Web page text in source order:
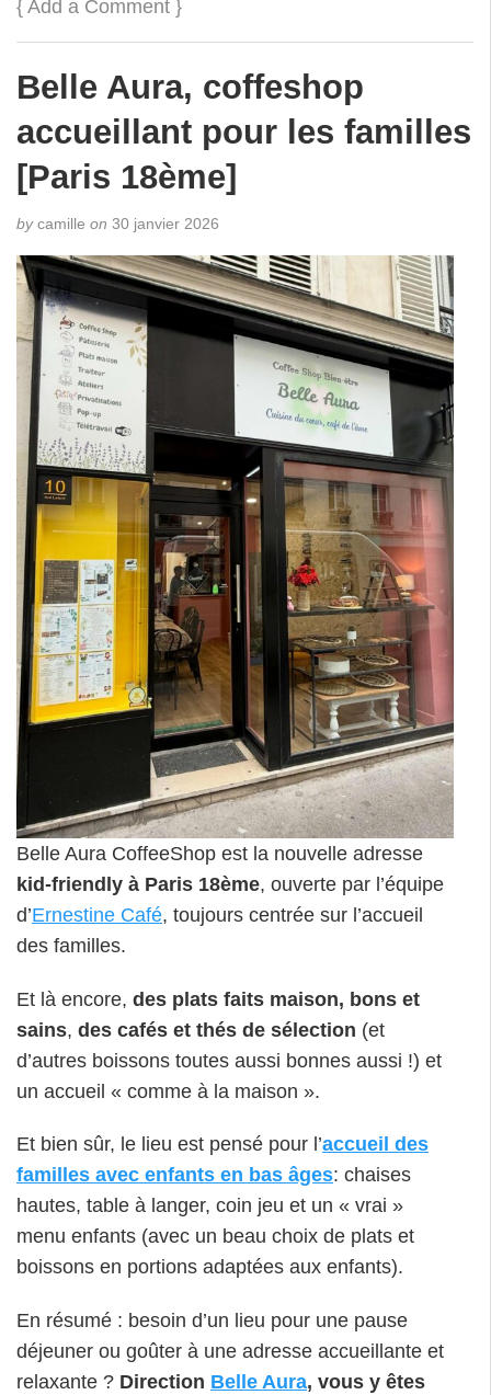
{ Add a Comment }
Belle Aura, coffeshop
accueillant pour les familles
[Paris 18ème]
bycamille on 30 janvier 2026
Belle Aura CoffeeShop est la nouvelle adresse
kid-friendly à Paris 18ème, ouverte par l’équipe
d’Ernestine Café, toujours centrée sur l’accueil
des familles.
Et là encore, des plats faits maison, bons et
sains, des cafés et thés de sélection (et
d’autres boissons toutes aussi bonnes aussi !) et
un accueil « comme à la maison ».
Et bien sûr, le lieu est pensé pour l’accueil des
familles avec enfants en bas âges: chaises
hautes, table à langer, coin jeu et un « vrai »
menu enfants (avec un beau choix de plats et
boissons en portions adaptées aux enfants).
En résumé : besoin d’un lieu pour une pause
déjeuner ou goûter à une adresse accueillante et
relaxante ? Direction Belle Aura, vous y êtes